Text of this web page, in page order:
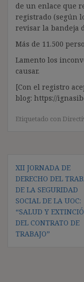
de un enlace que
registrado (según
revisar la bandeja
Más de 11.500
Lamento los
causar.
[Con el registro
blog: https://
Etiquetado con
de
entradas
XII JORNADA DE
DERECHO DEL
DE LA SEGURIDAD
SOCIAL DE LA UOC:
“SALUD Y
DEL CONTRATO DE
TRABAJO”